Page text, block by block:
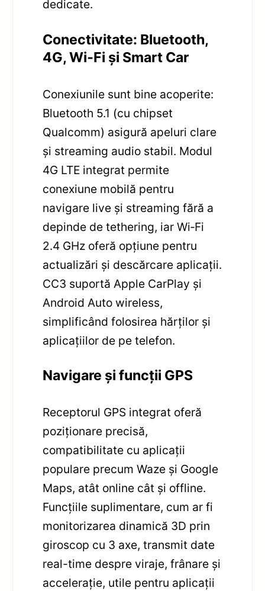
dedicate.
Conectivitate: Bluetooth,
4G, Wi‑Fi și Smart Car
Conexiunile sunt bine acoperite:
Bluetooth 5.1 (cu chipset
Qualcomm) asigură apeluri clare
și streaming audio stabil. Modul
4G LTE integrat permite
conexiune mobilă pentru
navigare live și streaming fără a
depinde de tethering, iar Wi‑Fi
2.4 GHz oferă opțiune pentru
actualizări și descărcare aplicații.
CC3 suportă Apple CarPlay și
Android Auto wireless,
simplificând folosirea hărților și
aplicațiilor de pe telefon.
Navigare și funcții GPS
Receptorul GPS integrat oferă
poziționare precisă,
compatibilitate cu aplicații
populare precum Waze și Google
Maps, atât online cât și offline.
Funcțiile suplimentare, cum ar fi
monitorizarea dinamică 3D prin
giroscop cu 3 axe, transmit date
real-time despre viraje, frânare și
accelerație, utile pentru aplicații